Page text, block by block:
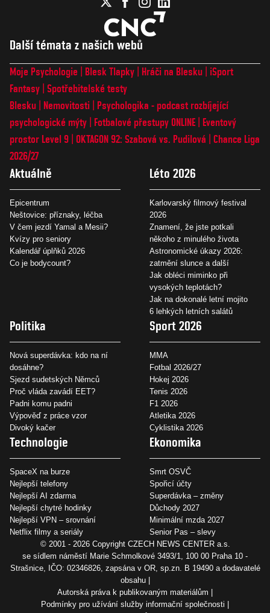
Další témata z našich webů
Moje Psychologie Blesk Tlapky Hráči na Blesku
iSport
Fantasy Spotřebitelské testy
Blesku
Nemovitosti
Psychologika - podcast rozbíjející
psychologické mýty
Fotbalové přestupy ONLINE
Eventový
prostor Level 9 OKTAGON 92: Szabová vs. Pudilová
Chance Liga
2026/27
Aktuálně
Epicentrum
Neštovice: příznaky, léčba
V čem jezdí Yamal a Mesii?
Kvízy pro seniory
Kalendář úplňků 2026
Co je bodycount?
Léto 2026
Karlovarský filmový festival
2026
Znamení, že jste potkali
někoho z minulého života
Astronomické úkazy 2026:
zatmění slunce a další
Jak obléci miminko při
vysokých teplotách?
Jak na dokonalé letní mojito
6 lehkých letních salátů
Politika
Nová superdávka: kdo na ní
dosáhne?
Sjezd sudetských Němců
Proč vláda zavádí EET?
Padni komu padni
Výpověď z práce vzor
Divoký kačer
Sport 2026
MMA
Fotbal 2026/27
Hokej 2026
Tenis 2026
F1 2026
Atletika 2026
Cyklistika 2026
Technologie
SpaceX na burze
Nejlepší telefony
Nejlepší AI zdarma
Nejlepší chytré hodinky
Nejlepší VPN – srovnání
Netflix filmy a seriály
Ekonomika
Smrt OSVČ
Spořicí účty
Superdávka – změny
Důchody 2027
Minimální mzda 2027
Senior Pas – slevy
© 2001 - 2026 Copyright CZECH NEWS CENTER a.s.
se sídlem náměstí Marie Schmolkové 3493/1, 100 00 Praha 10 -
Strašnice, IČO: 02346826, zapsána v OR, sp.zn. B 19490 a dodavatelé
obsahu
Autorská práva k publikovaným materiálům
Podmínky pro užívání služby informační společnosti